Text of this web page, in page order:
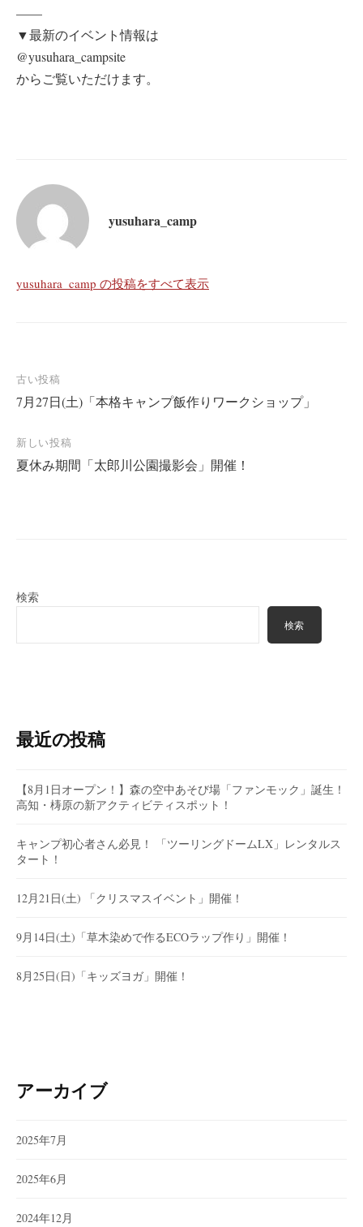
——
▼最新のイベント情報は
@yusuhara_campsite
からご覧いただけます。
yusuhara_camp
yusuhara_camp の投稿をすべて表示
投
稿
ナ
ビ
ゲ
古い投稿
7月27日(土)「本格キャンプ飯作りワークショップ」
新しい投稿
夏休み期間「太郎川公園撮影会」開催！
検索
検索
最近の投稿
【8月1日オープン！】森の空中あそび場「ファンモック」誕生！
高知・梼原の新アクティビティスポット！
キャンプ初心者さん必見！ 「ツーリングドームLX」レンタルス
タート！
12月21日(土) 「クリスマスイベント」開催！
9月14日(土)「草木染めで作るECOラップ作り」開催！
8月25日(日)「キッズヨガ」開催！
アーカイブ
2025年7月
2025年6月
2024年12月